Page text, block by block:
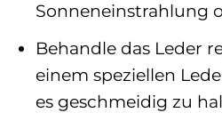
Sonneneinstrahlung
Behandle das Leder
einem speziellen
es geschmeidig zu